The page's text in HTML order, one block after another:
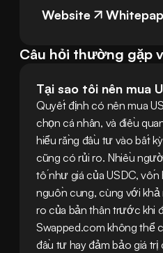
Website
Câu hỏi thường gặp
Tại sao tôi nên mua
Quyết định có nên mua
chọn cá nhân, và điều
hiểu rằng đầu tư vào bất
cũng có rủi ro. Nhiều
tố như giá của USDC,
nguồn cung, cùng với khả
ro của bản thân trước khi
Swapped.com không thể
đầu tư hay đảm bảo giá trị